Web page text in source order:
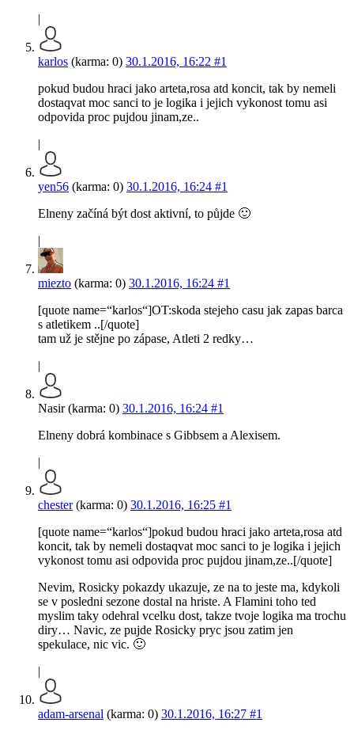
|
karlos (karma: 0) 30.1.2016, 16:22 #1
pokud budou hraci jako arteta,rosa atd koncit, tak by nemeli
dostaqvat moc sanci to je logika i jejich vykonost tomu asi
odpovida proc pujdou jinam,ze..
|
yen56 (karma: 0) 30.1.2016, 16:24 #1
Elneny začíná být dost aktivní, to půjde 🙂
|
miezto (karma: 0) 30.1.2016, 16:24 #1
[quote name=“karlos“]OT:skoda stejeho casu jak zapas barca
s atletikem ..[/quote]
tam už je stějne po zápase, Atleti 2 redky…
|
Nasir (karma: 0) 30.1.2016, 16:24 #1
Elneny dobrá kombinace s Gibbsem a Alexisem.
|
chester(karma: 0) 30.1.2016, 16:25 #1
[quote name=“karlos“]pokud budou hraci jako arteta,rosa atd
koncit, tak by nemeli dostaqvat moc sanci to je logika i jejich
vykonost tomu asi odpovida proc pujdou jinam,ze..[/quote]
Nevim, Rosicky pokazdy ukazuje, ze na to jeste ma, kdykoli
se v posledni sezone dostal na hriste. A Flamini toho ted
myslim taky odehral vcelku dost, takze tvoje logika ma trochu
diry… Navic, ze pujde Rosicky pryc jsou zatim jen
spekulace, nic vic. 🙂
|
adam-arsenal (karma: 0) 30.1.2016, 16:27 #1